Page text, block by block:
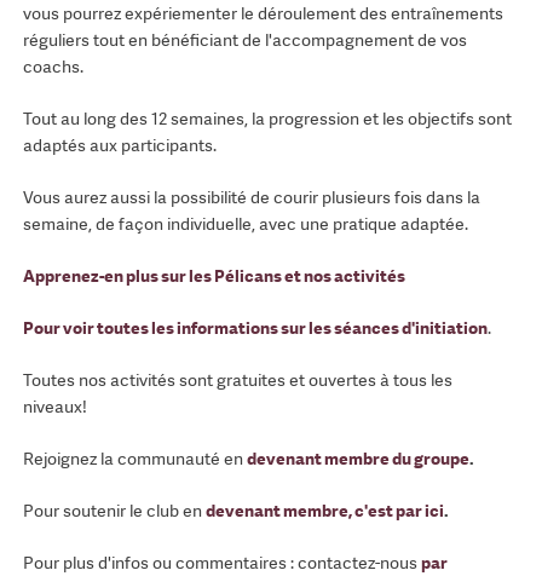
vous pourrez expériementer le déroulement des entraînements
réguliers tout en bénéficiant de l'accompagnement de vos
coachs.
Tout au long des 12 semaines, la progression et les objectifs sont
adaptés aux participants.
Vous aurez aussi la possibilité de courir plusieurs fois dans la
semaine, de façon individuelle, avec une pratique adaptée.
Apprenez-en plus sur les Pélicans et nos activités
Pour voir toutes les informations sur les séances d'initiation.
Toutes nos activités sont gratuites et ouvertes à tous les
niveaux!
Rejoignez la communauté endevenant membre du groupe.
Pour soutenir le club endevenant membre, c'est par ici.
Pour plus d'infos ou commentaires : contactez-nouspar